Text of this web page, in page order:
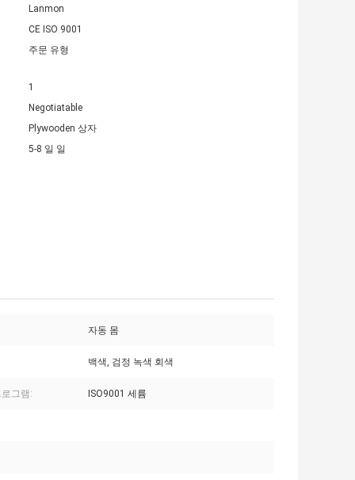
Lanmon
CE ISO 9001
주문 유형
1
Negotiatable
Plywooden 상자
5-8 일 일
자동 몸
백색, 검정 녹색 회색
그램: ISO9001 세륨